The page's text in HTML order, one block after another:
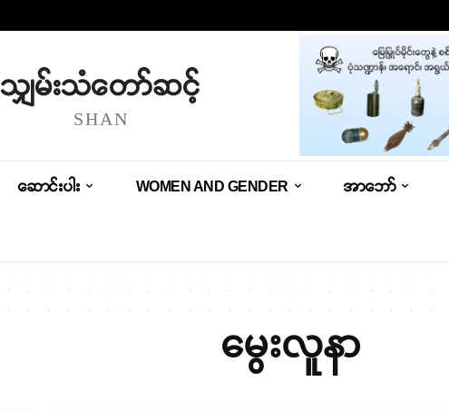
သျှမ်းသံတော်ဆင့်
SHAN
ဆောင်းပါး WOMEN AND GENDER အာဘော်
မွေးလူနာ